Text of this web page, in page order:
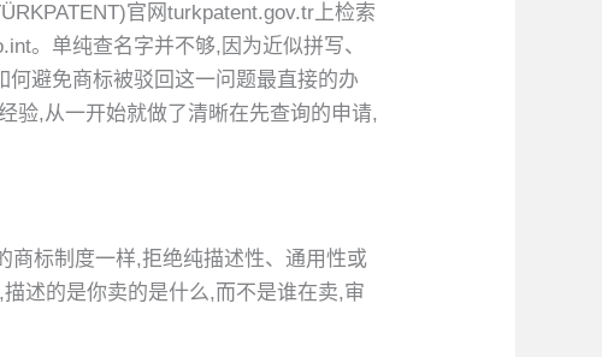
官网turkpatent.gov.tr上检索
。单纯查名字并不够,因为近似拼写、
避免商标被驳回这一问题最直接的办
验,从一开始就做了清晰在先查询的申请,
商标制度一样,拒绝纯描述性、通用性或
述的是你卖的是什么,而不是谁在卖,审